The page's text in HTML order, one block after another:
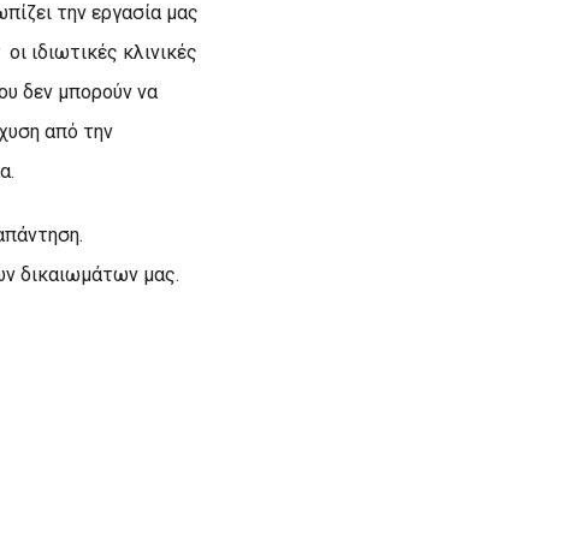
την εργασία μας
ιδιωτικές κλινικές
δεν μπορούν να
από την
δικαιωμάτων μας.